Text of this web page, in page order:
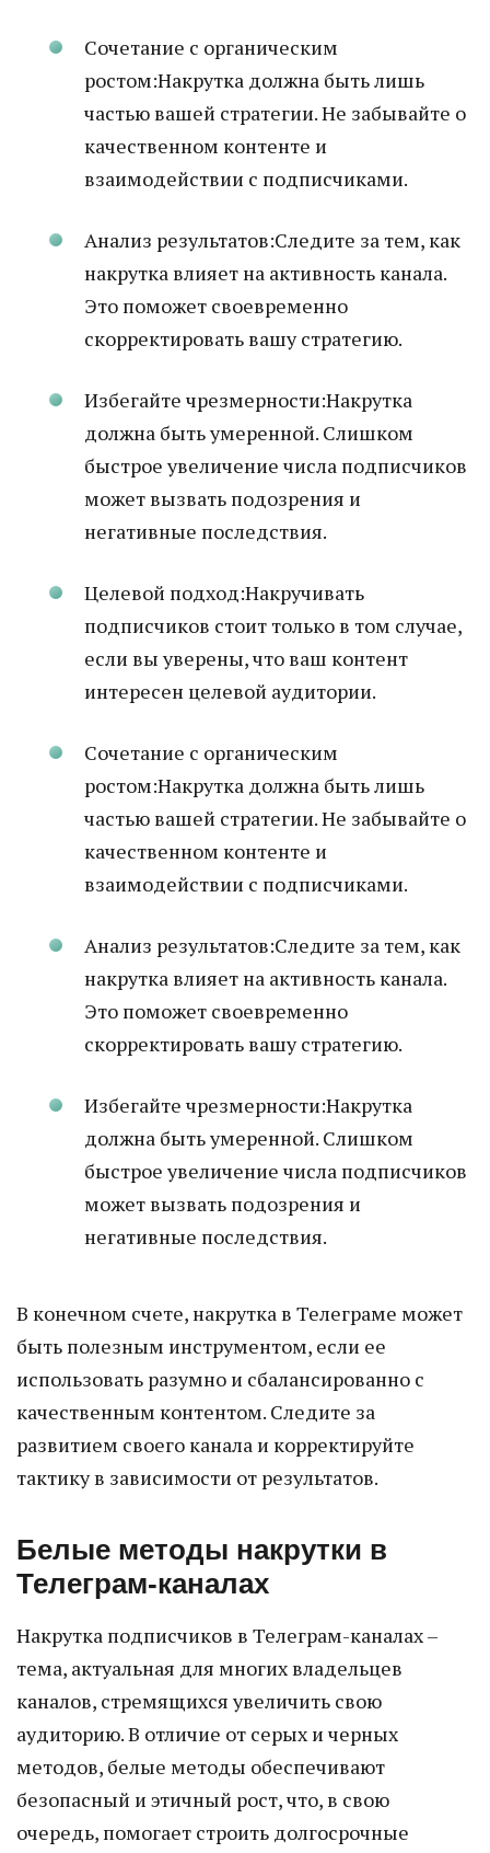
Сочетание с органическим
ростом:Накрутка должна быть лишь
частью вашей стратегии. Не забывайте о
качественном контенте и
взаимодействии с подписчиками.
Анализ результатов:Следите за тем, как
накрутка влияет на активность канала.
Это поможет своевременно
скорректировать вашу стратегию.
Избегайте чрезмерности:Накрутка
должна быть умеренной. Слишком
быстрое увеличение числа подписчиков
может вызвать подозрения и
негативные последствия.
Целевой подход:Накручивать
подписчиков стоит только в том случае,
если вы уверены, что ваш контент
интересен целевой аудитории.
Сочетание с органическим
ростом:Накрутка должна быть лишь
частью вашей стратегии. Не забывайте о
качественном контенте и
взаимодействии с подписчиками.
Анализ результатов:Следите за тем, как
накрутка влияет на активность канала.
Это поможет своевременно
скорректировать вашу стратегию.
Избегайте чрезмерности:Накрутка
должна быть умеренной. Слишком
быстрое увеличение числа подписчиков
может вызвать подозрения и
негативные последствия.
В конечном счете, накрутка в Телеграме может
быть полезным инструментом, если ее
использовать разумно и сбалансированно с
качественным контентом. Следите за
развитием своего канала и корректируйте
тактику в зависимости от результатов.
Белые методы накрутки в
Телеграм-каналах
Накрутка подписчиков в Телеграм-каналах –
тема, актуальная для многих владельцев
каналов, стремящихся увеличить свою
аудиторию. В отличие от серых и черных
методов, белые методы обеспечивают
безопасный и этичный рост, что, в свою
очередь, помогает строить долгосрочные